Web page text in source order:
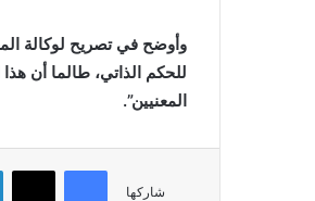
وأوضح في تصريح لوكالة
للحكم الذاتي، طالما أن
المعنيين”.
شاركها
فيسبوك X